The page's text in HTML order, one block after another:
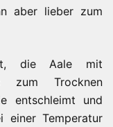
aber lieber zum
die Aale mit
zum Trocknen
entschleimt und
einer Temperatur